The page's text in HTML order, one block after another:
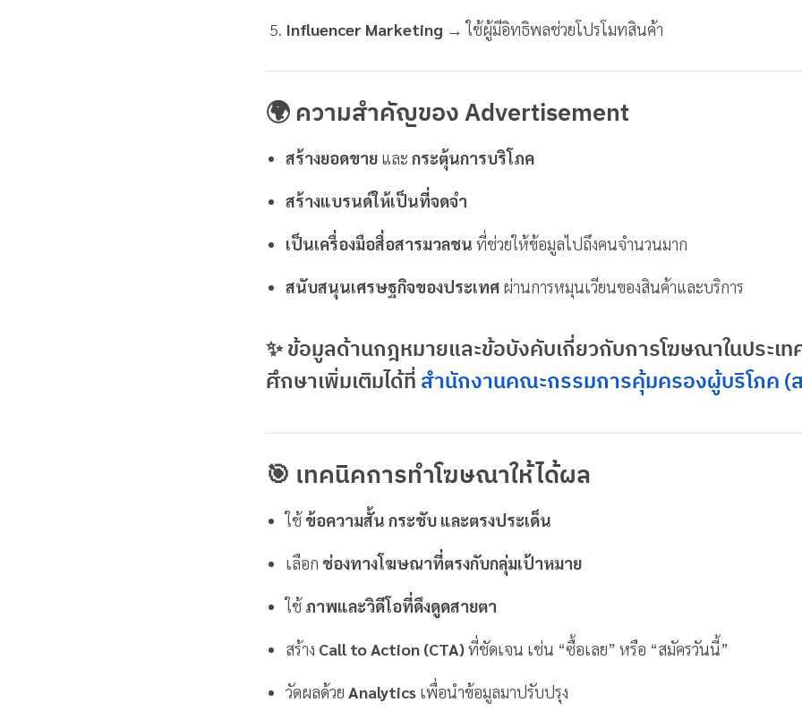
Influencer Marketing → ใช้ผู้มีอิทธิพลช่วยโปรโมทสินค้า
🌍 ความสำคัญของ Advertisement
สร้างยอดขายและ กระตุ้นการบริโภค
สร้างแบรนด์ให้เป็นที่จดจำ
เป็นเครื่องมือสื่อสารมวลชน ที่ช่วยให้ข้อมูลไปถึงคนจำนวนมาก
สนับสนุนเศรษฐกิจของประเทศผ่านการหมุนเวียนของสินค้าและบริการ
✨ ข้อมูลด้านกฎหมายและข้อบังคับเกี่ยวกับการโฆษณาในประเ
ศึกษาเพิ่มเติมได้ที่สำนักงานคณะกรรมการคุ้มครองผู้บริโภค (
🎯 เทคนิคการทำโฆษณาให้ได้ผล
ใช้ ข้อความสั้น กระชับ และตรงประเด็น
เลือก ช่องทางโฆษณาที่ตรงกับกลุ่มเป้าหมาย
ใช้ ภาพและวิดีโอที่ดึงดูดสายตา
สร้าง Call to Action (CTA)ที่ชัดเจน เช่น “ซื้อเลย” หรือ “สมัครวันนี้”
วัดผลด้วย Analyticsเพื่อนำข้อมูลมาปรับปรุง